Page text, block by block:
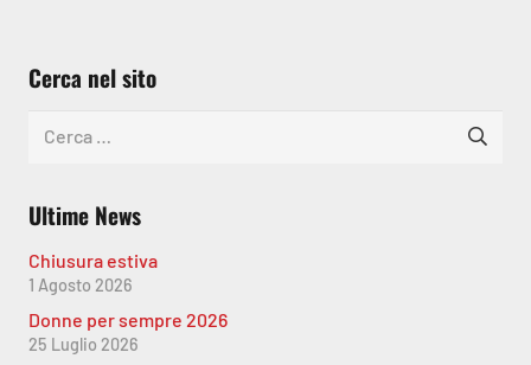
Cerca nel sito
Ricerca
Ultime News
Chiusura estiva
1 Agosto 2026
Donne per sempre 2026
25 Luglio 2026